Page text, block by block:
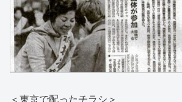
＜東京で配ったチラシ＞